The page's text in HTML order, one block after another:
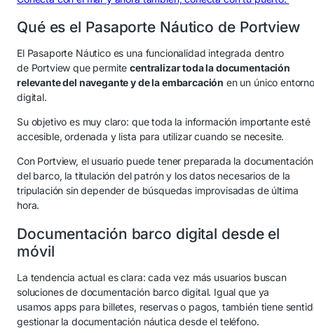
Qué es el Pasaporte Náutico de Portview
El Pasaporte Náutico es una funcionalidad integrada dentro
de Portview que permitecentralizar toda la documentación
relevante del navegante y de la embarcación en un único entorno
digital.
Su objetivo es muy claro: que toda la información importante esté
accesible, ordenada y lista para utilizar cuando se necesite.
Con Portview, el usuario puede tener preparada la documentación
del barco, la titulación del patrón y los datos necesarios de la
tripulación sin depender de búsquedas improvisadas de última
hora.
Documentación barco digital desde el
móvil
La tendencia actual es clara: cada vez más usuarios buscan
soluciones de documentación barco digital. Igual que ya
usamos apps para billetes, reservas o pagos, también tiene
gestionar la documentación náutica desde el teléfono.